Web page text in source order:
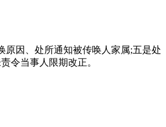
原因、处所通知被传唤人家属;五是处
令当事人限期改正。